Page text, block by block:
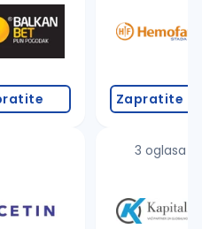
Zapratite
3 oglasa